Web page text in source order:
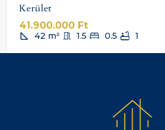
Kerület
41.900.000 Ft
42 m² 1.5 0.5 1